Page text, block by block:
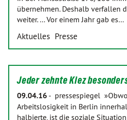
übernehmen. Deshalb verfallen
weiter. ... Vor einem Jahr gab es…
Aktuelles Presse
Jeder zehnte Kiez
09.04.16 - pressespiegel
Arbeitslosigkeit in Berlin
halbierte, ist die soziale